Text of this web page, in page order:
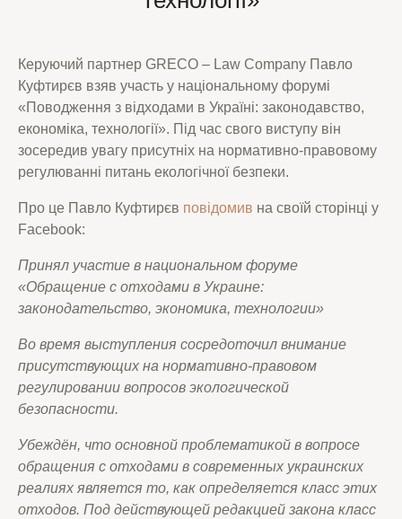
Керуючий партнер GRECO – Law Company Павло
Куфтирєв взяв участь у національному форумі
«Поводження з відходами в Україні: законодавство,
економіка, технології». Під час свого виступу він
зосередив увагу присутніх на нормативно-правовому
регулюванні питань екологічної безпеки.
Про це Павло Куфтирєв повідомив на своїй сторінці у
Facebook:
Принял участие в национальном форуме
«Обращение с отходами в Украине:
законодательство, экономика, технологии»
Во время выступления сосредоточил внимание
присутствующих на нормативно-правовом
регулировании вопросов экологической
безопасности.
Убеждён, что основной проблематикой в ​​вопросе
обращения с отходами в современных украинских
реалиях является то, как определяется класс этих
отходов. Под действующей редакцией закона класс